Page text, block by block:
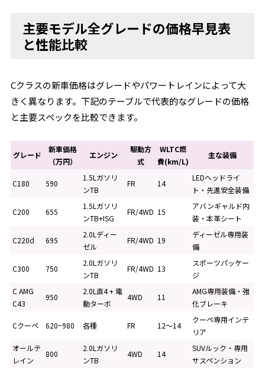
主要モデル全グレードの価格早見表
と性能比較
Cクラスの新車価格はグレードやパワートレインによって大
きく異なります。下記のテーブルで代表的なグレードの価格
と主要スペックを比較できます。
グレード
新車価格
（万円）
エンジン
駆動方
式
WLTC燃
費(km/L)
主な装備
C180 590
1.5Lガソリ
ンTB
FR 14
LEDヘッドライ
ト・先進安全装備
C200 655
1.5Lガソリ
ンTB+ISG
FR/4WD 15
アバンギャルド内
装・本革シート
C220d 695
2.0Lディー
ゼル
FR/4WD 19
ディーゼル専用装
備
C300 750
2.0Lガソリ
ンTB
FR/4WD 13
スポーツパッケー
ジ
C AMG
C43
950
2.0L直4 + 電
動ターボ
4WD 11
AMG専用装備・強
化ブレーキ
Cクーペ 620~980 各種 FR 12～14
クーペ専用インテ
リア
オールテ
レイン
800
2.0Lガソリ
ンTB
4WD 14
SUVルック・専用
サスペンション